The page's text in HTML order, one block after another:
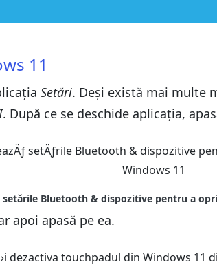
atunci când folosești un mouse?
cu Windows 11
atunci când folosești un mouse?
11
Setări. Deși există mai multe
. După ce se deschide aplicația,
apoi apasă pe ea.